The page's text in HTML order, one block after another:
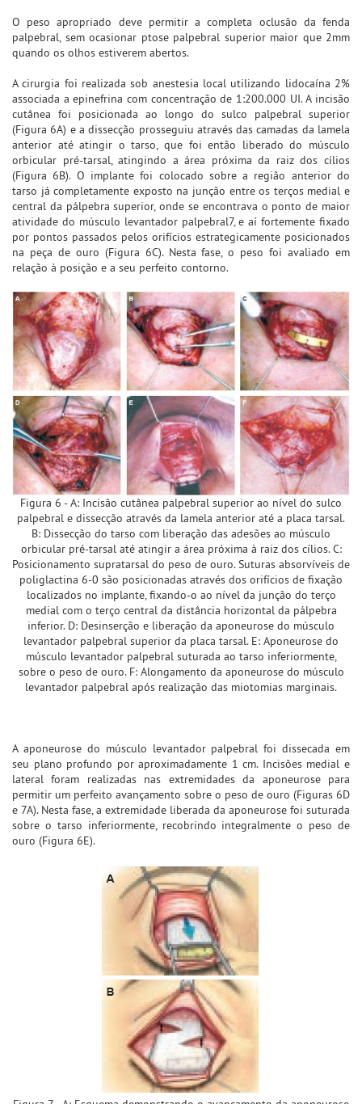
O peso apropriado deve permitir a completa oclusão da fenda
palpebral, sem ocasionar ptose palpebral superior maior que 2mm
quando os olhos estiverem abertos.
A cirurgia foi realizada sob anestesia local utilizando lidocaína 2%
associada a epinefrina com concentração de 1:200.000 UI. A incisão
cutânea foi posicionada ao longo do sulco palpebral superior
(Figura 6A) e a dissecção prosseguiu através das camadas da lamela
anterior até atingir o tarso, que foi então liberado do músculo
orbicular pré-tarsal, atingindo a área próxima da raiz dos cílios
(Figura 6B). O implante foi colocado sobre a região anterior do
tarso já completamente exposto na junção entre os terços medial e
central da pálpebra superior, onde se encontrava o ponto de maior
atividade do músculo levantador palpebral7, e aí fortemente fixado
por pontos passados pelos orifícios estrategicamente posicionados
na peça de ouro (Figura 6C). Nesta fase, o peso foi avaliado em
relação à posição e a seu perfeito contorno.
Figura 6 - A: Incisão cutânea palpebral superior ao nível do sulco
palpebral e dissecção através da lamela anterior até a placa tarsal.
B: Dissecção do tarso com liberação das adesões ao músculo
orbicular pré-tarsal até atingir a área próxima à raiz dos cílios. C:
Posicionamento supratarsal do peso de ouro. Suturas absorvíveis de
poliglactina 6-0 são posicionadas através dos orifícios de fixação
localizados no implante, fixando-o ao nível da junção do terço
medial com o terço central da distância horizontal da pálpebra
inferior. D: Desinserção e liberação da aponeurose do músculo
levantador palpebral superior da placa tarsal. E: Aponeurose do
músculo levantador palpebral suturada ao tarso inferiormente,
sobre o peso de ouro. F: Alongamento da aponeurose do músculo
levantador palpebral após realização das miotomias marginais.
A aponeurose do músculo levantador palpebral foi dissecada em
seu plano profundo por aproximadamente 1 cm. Incisões medial e
lateral foram realizadas nas extremidades da aponeurose para
permitir um perfeito avançamento sobre o peso de ouro (Figuras 6D
e 7A). Nesta fase, a extremidade liberada da aponeurose foi suturada
sobre o tarso inferiormente, recobrindo integralmente o peso de
ouro (Figura 6E).